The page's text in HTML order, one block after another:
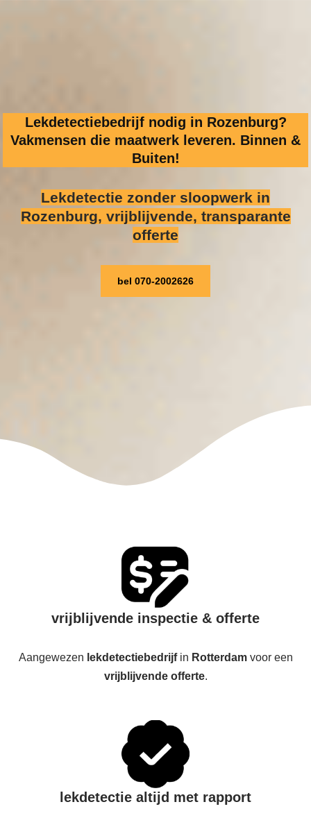
Lekdetectiebedrijf nodig in Rozenburg?
Vakmensen die maatwerk leveren. Binnen &
Buiten!
Lekdetectie zonder sloopwerk in
Rozenburg, vrijblijvende, transparante
offerte
bel 070-2002626
vrijblijvende inspectie & offerte
Aangewezen lekdetectiebedrijfin Rotterdam voor een
vrijblijvende offerte.
lekdetectie altijd met rapport